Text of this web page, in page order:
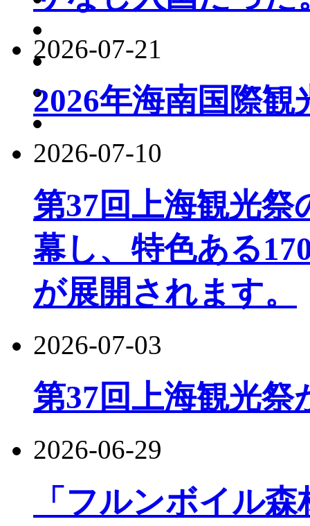
2026-07-21
2026年海南国際
2026-07-10
第37回上海観光
幕し、特色ある
が展開されます。
2026-07-03
第37回上海観光祭
2026-06-29
「フルンボイル